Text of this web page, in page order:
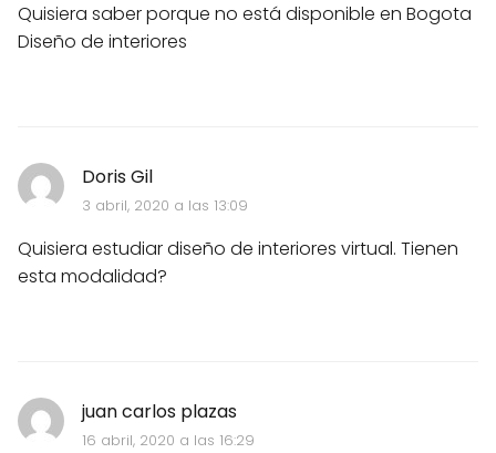
Quisiera saber porque no está disponible en Bogota
Diseño de interiores
Doris Gil
3 abril, 2020 a las 13:09
Quisiera estudiar diseño de interiores virtual. Tienen
esta modalidad?
juan carlos plazas
16 abril, 2020 a las 16:29